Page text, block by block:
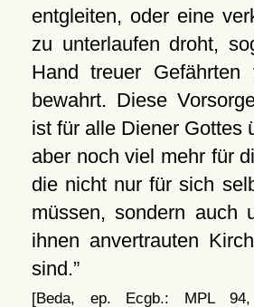
entgleiten, oder eine
zu unterlaufen droht,
Hand treuer
bewahrt. Diese
ist für alle Diener Gottes
aber noch viel mehr für
die nicht nur für sich
müssen, sondern auch
ihnen anvertrauten
sind.
[Beda, ep. Ecgb.: MPL